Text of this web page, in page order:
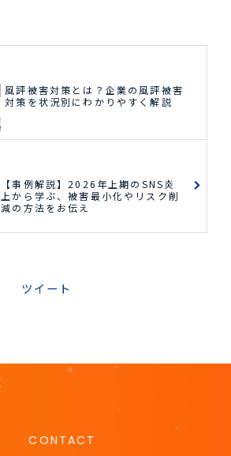
風評被害対策とは？企業の風評被害
対策を状況別にわかりやすく解説
【事例解説】2026年上期のSNS炎
上から学ぶ、被害最小化やリスク削
減の方法をお伝え
ツイート
CONTACT